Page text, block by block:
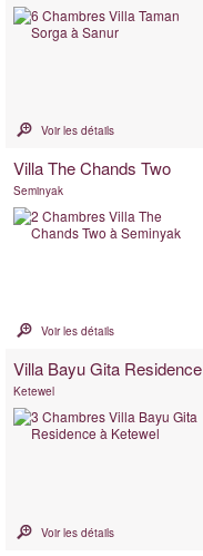
Voir les détails
Villa The Chands Two
Seminyak
Voir les détails
Villa Bayu Gita Residence
Ketewel
Voir les détails